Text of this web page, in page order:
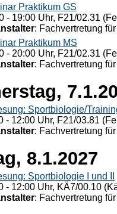
Praktikum GS
- 19:00 Uhr, F21/02.31
: Fachvertretung
Praktikum MS
- 20:00 Uhr, F21/02.31
: Fachvertretung
Sportbiologie/
- 12:00 Uhr, F21/03.81
: Fachvertretung
8.1.2027
Sportbiologie I und II
- 12:00 Uhr, KÄ7/00.10
: Fachvertretung